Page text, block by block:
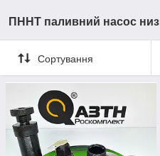
ПННТ паливний насос
Сортування